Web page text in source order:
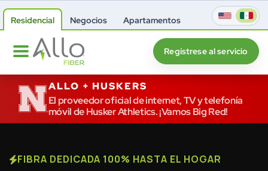
Residencial Negocios Apartamentos
Regístrese al servicio
ALLO + HUSKERS
El proveedor oficial de internet, TV y telefonía
móvil de Husker Athletics. ¡Vamos Big Red!
FIBRA DEDICADA 100% HASTA EL HOGAR